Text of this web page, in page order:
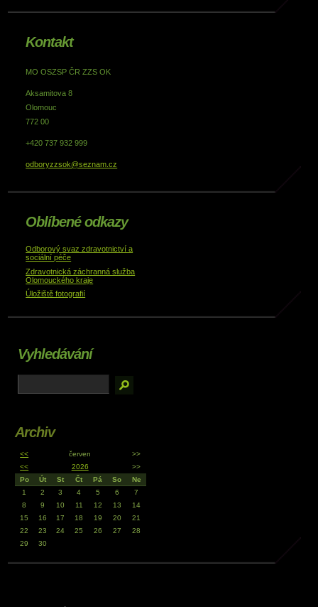
Kontakt
MO OSZSP ČR ZZS OK
Aksamitova 8
Olomouc
772 00
+420 737 932 999
odboryzzsok@seznam.cz
Oblíbené odkazy
Odborový svaz zdravotnictví a
sociální péče
Zdravotnická záchranná služba
Olomouckého kraje
Úložiště fotografií
Vyhledávání
Archiv
<< červen
>>
<<
2026
>>
Po
Út St Čt Pá So
Ne
1
2 3 4 5 6
7
8
9 10 11 12 13
14
15
16 17 18 19 20
21
22
23 24 25 26 27
28
29
30